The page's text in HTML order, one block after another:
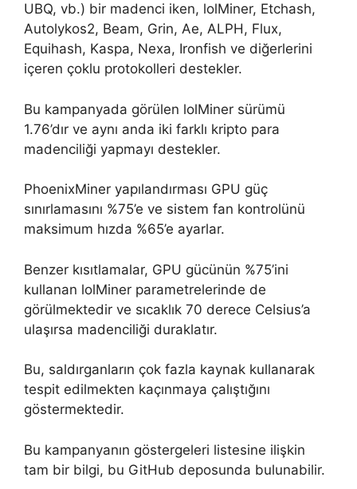
UBQ, vb.) bir madenci iken, lolMiner, Etchash,
Autolykos2, Beam, Grin, Ae, ALPH, Flux,
Equihash, Kaspa, Nexa, Ironfish ve diğerlerini
içeren çoklu protokolleri destekler.
Bu kampanyada görülen lolMiner sürümü
1.76’dır ve aynı anda iki farklı kripto para
madenciliği yapmayı destekler.
PhoenixMiner yapılandırması GPU güç
sınırlamasını %75’e ve sistem fan kontrolünü
maksimum hızda %65’e ayarlar.
Benzer kısıtlamalar, GPU gücünün %75’ini
kullanan lolMiner parametrelerinde de
görülmektedir ve sıcaklık 70 derece Celsius’a
ulaşırsa madenciliği duraklatır.
Bu, saldırganların çok fazla kaynak kullanarak
tespit edilmekten kaçınmaya çalıştığını
göstermektedir.
Bu kampanyanın göstergeleri listesine ilişkin
tam bir bilgi, bu GitHub deposunda bulunabilir.